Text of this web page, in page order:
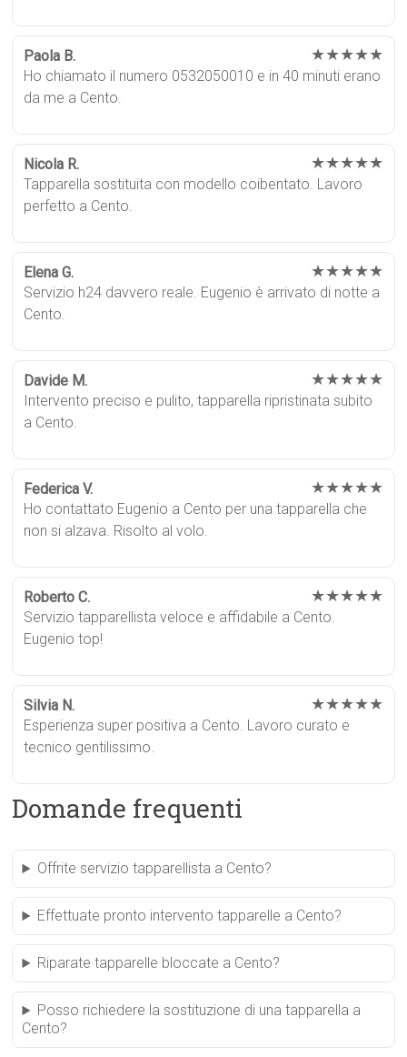
Paola B. ★★★★★
Ho chiamato il numero 0532050010 e in 40 minuti erano
da me a Cento.
Nicola R. ★★★★★
Tapparella sostituita con modello coibentato. Lavoro
perfetto a Cento.
Elena G. ★★★★★
Servizio h24 davvero reale. Eugenio è arrivato di notte a
Cento.
Davide M. ★★★★★
Intervento preciso e pulito, tapparella ripristinata subito
a Cento.
Federica V. ★★★★★
Ho contattato Eugenio a Cento per una tapparella che
non si alzava. Risolto al volo.
Roberto C. ★★★★★
Servizio tapparellista veloce e affidabile a Cento.
Eugenio top!
Silvia N. ★★★★★
Esperienza super positiva a Cento. Lavoro curato e
tecnico gentilissimo.
Domande frequenti
Offrite servizio tapparellista a Cento?
Effettuate pronto intervento tapparelle a Cento?
Riparate tapparelle bloccate a Cento?
Posso richiedere la sostituzione di una tapparella a
Cento?